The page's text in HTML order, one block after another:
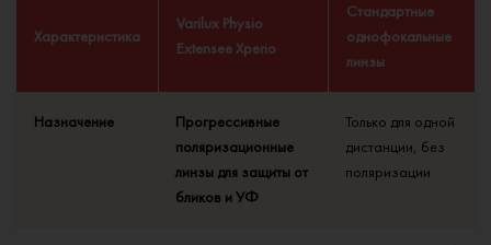
Характеристика
Varilux Physio
Extensee Xperio
Стандартные
однофокальные
линзы
Назначение
Прогрессивные
поляризационные
линзы для защиты от
бликов и УФ
Только для одной
дистанции, без
поляризации